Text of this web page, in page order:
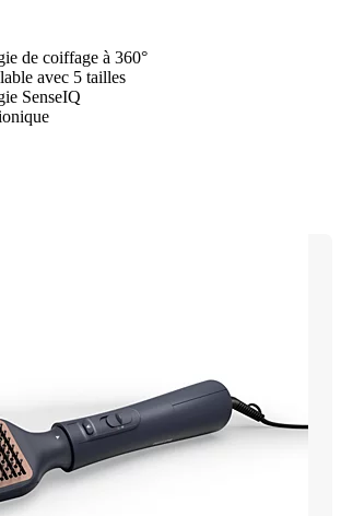
de coiffage à 360°
avec 5 tailles
SenseIQ